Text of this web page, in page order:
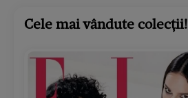
Cele mai vândute colecții!